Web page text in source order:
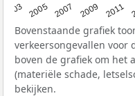
2003 2005 2007 2009 2011
Bovenstaande grafiek
verkeersongevallen voor
boven de grafiek om het
(materiële schade,
bekijken.